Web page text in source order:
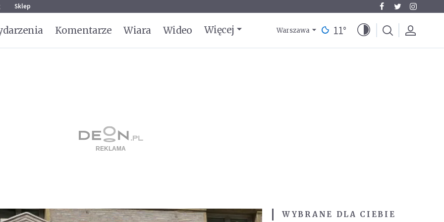
Sklep
Komentarze Wiara Wideo Więcej Warszawa 11°
WYBRANE DLA CIEBIE